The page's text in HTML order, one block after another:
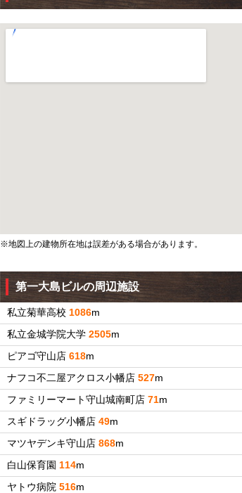
※地図上の建物所在地は誤差がある場合があります。
第一大島ビルの周辺施設
私立菊華高校 1086m
私立金城学院大学 2505m
ピアゴ守山店 618m
ナフコ不二屋アクロス小幡店 527m
ファミリーマート守山城南町店 71m
スギドラッグ小幡店 49m
マツヤデンキ守山店 868m
白山保育園 114m
ヤトウ病院 516m